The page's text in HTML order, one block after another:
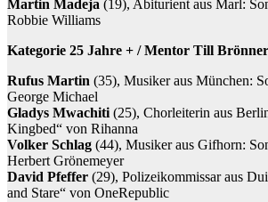
Martin Madeja (19), Abiturient aus Marl:
Robbie Williams
Kategorie 25 Jahre + / Mentor Till
Rufus Martin (35), Musiker aus München:
George Michael
Gladys Mwachiti (25), Chorleiterin aus
Kingbed“ von Rihanna
Volker Schlag (44), Musiker aus Gifhorn:
Herbert Grönemeyer
David Pfeffer (29), Polizeikommissar aus
and Stare“ von OneRepublic